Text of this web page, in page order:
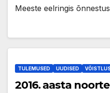
Meeste eelringis
TULEMUSED UUDISED
2016. aasta noorte